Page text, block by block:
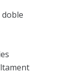
doble